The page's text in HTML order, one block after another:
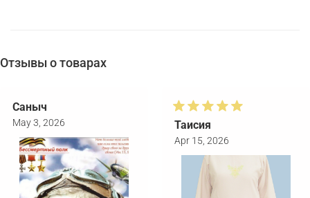
Отзывы о товарах
Саныч
May 3, 2026 Таисия
Apr 15, 2026